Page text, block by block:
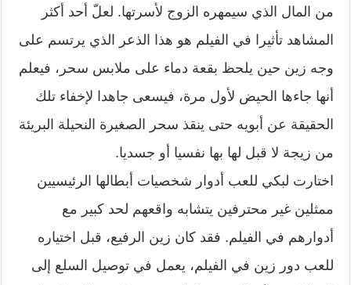
من المال الذي سيمهره الزوج لأسرتها. لعلّ أحد أكثر
المشاهد تأثيرا في الفيلم هو هذا الذعر الذي يرتسم على
وجه زين حين يلحظ بقعة دماء على ملابس سحر، فيعلم
أنها جاءها الحيض لأول مرة، فيسعى جاهدا لإخفاء تلك
الحقيقة عن أبويه حتى ينقذ سحر الصغيرة النحيلة البريئة
من زيجة لا قبل لها بها نفسيا أو جسديا.
اختارت لبكي للعب أدوار شخصيات أبطالها الرئيسيين
ممثلين غير محترفين يتشابه واقعهم لحد كبير مع
أدوارهم في الفيلم. فقد كان زين الرفيع، قبل اختياره
للعب دور زين في الفيلم، يعمل في توصيل السلع إلى